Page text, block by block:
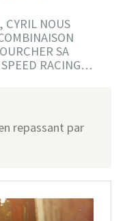
CYRIL NOUS
SA
RACING…
repassant par